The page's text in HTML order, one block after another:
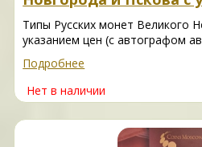
Типы Русских монет Великого
указанием цен (с автографом
Подробнее
Нет в наличии